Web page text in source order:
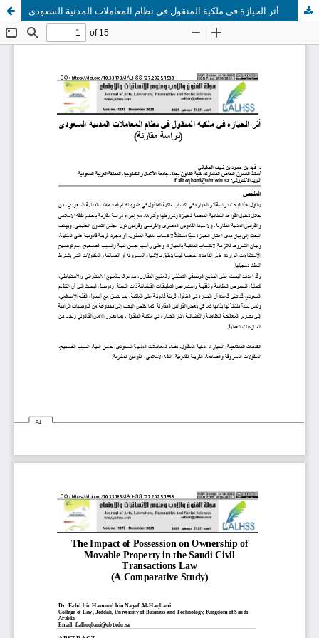
أثر الحيازة في ملكية المنقول في نظام المعاملات المدنية السعودي